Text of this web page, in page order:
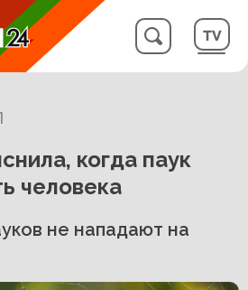
когда паук
человека
не нападают на